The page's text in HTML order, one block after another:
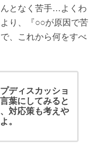
んとなく苦手…よくわ
り、『○○が原因で苦
、これから何をすべ
ディスカッショ
葉にしてみると
対応策も考えや
。